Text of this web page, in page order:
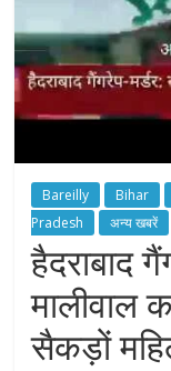
Bareilly Bihar
Pradesh
अन्य खबरें
हैदराबाद
सैकड़ों